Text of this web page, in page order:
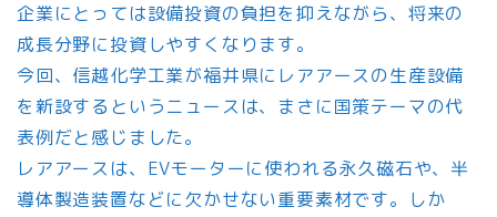
企業にとっては設備投資の負担を抑えながら、将来の
成長分野に投資しやすくなります。
今回、信越化学工業が福井県にレアアースの生産設備
を新設するというニュースは、まさに国策テーマの代
表例だと感じました。
レアアースは、EVモーターに使われる永久磁石や、半
導体製造装置などに欠かせない重要素材です。しか